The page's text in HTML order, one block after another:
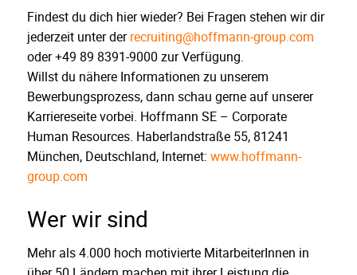
Findest du dich hier wieder? Bei Fragen stehen wir dir
jederzeit unter derrecruiting@hoffmann-group.com
oder +49 89 8391-9000 zur Verfügung.
Willst du nähere Informationen zu unserem
Bewerbungsprozess, dann schau gerne auf unserer
Karriereseite vorbei. Hoffmann SE – Corporate
Human Resources. Haberlandstraße 55, 81241
München, Deutschland, Internet: www.hoffmann-
group.com
Wer wir sind
Mehr als 4.000 hoch motivierte MitarbeiterInnen in